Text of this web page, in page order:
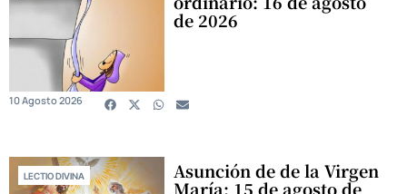
de 2026
10 Agosto 2026
LECTIO DIVINA Asunción de de la Virgen
María: 15 de agosto de